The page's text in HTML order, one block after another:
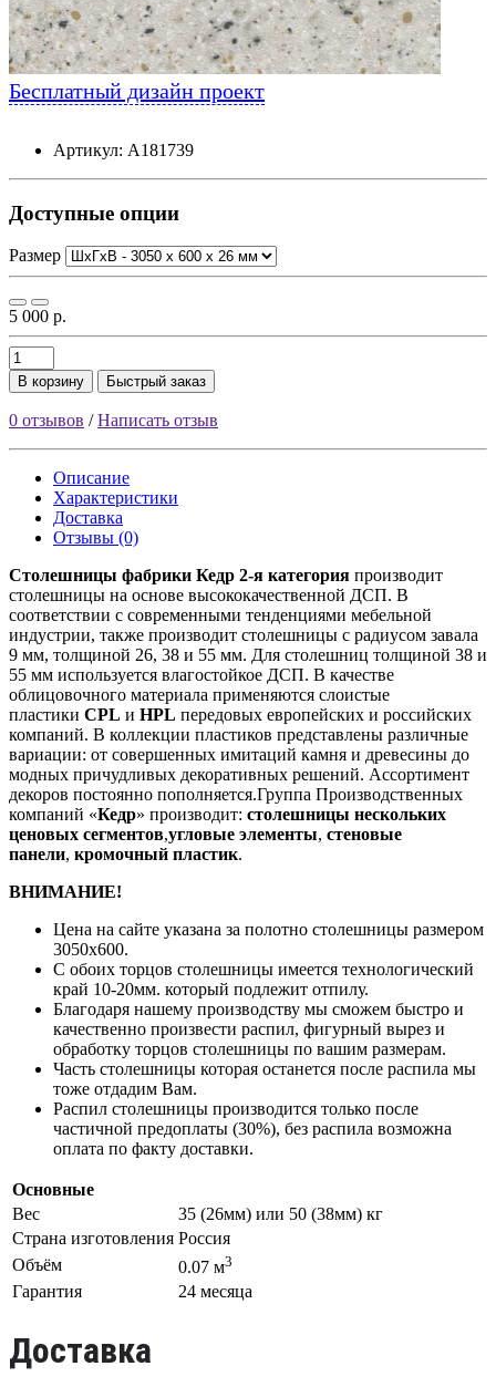
Бесплатный дизайн проект
Артикул: А181739
Доступные опции
Размер
5 000 р.
В корзину Быстрый заказ
0 отзывов /Написать отзыв
Описание
Характеристики
Доставка
Отзывы (0)
Столешницы фабрики Кедр 2-я категория производит
столешницы на основе высококачественной ДСП. В
соответствии с современными тенденциями мебельной
индустрии, также производит столешницы с радиусом завала
9 мм, толщиной 26, 38 и 55 мм. Для столешниц толщиной 38 и
55 мм используется влагостойкое ДСП. В качестве
облицовочного материала применяются слоистые
пластики CPL и HPL передовых европейских и российских
компаний. В коллекции пластиков представлены различные
вариации: от совершенных имитаций камня и древесины до
модных причудливых декоративных решений. Ассортимент
декоров постоянно пополняется.Группа Производственных
компаний «Кедр» производит: столешницы нескольких
ценовых сегментов,угловые элементы, стеновые
панели, кромочный пластик.
ВНИМАНИЕ!
Цена на сайте указана за полотно столешницы размером
3050х600.
С обоих торцов столешницы имеется технологический
край 10-20мм. который подлежит отпилу.
Благодаря нашему производству мы сможем быстро и
качественно произвести распил, фигурный вырез и
обработку торцов столешницы по вашим размерам.
Часть столешницы которая останется после распила мы
тоже отдадим Вам.
Распил столешницы производится только после
частичной предоплаты (30%), без распила возможна
оплата по факту доставки.
Основные
Вес
35 (26мм) или 50 (38мм) кг
Страна изготовления Россия
Объём
0.07 м3
Гарантия 24 месяца
Доставка